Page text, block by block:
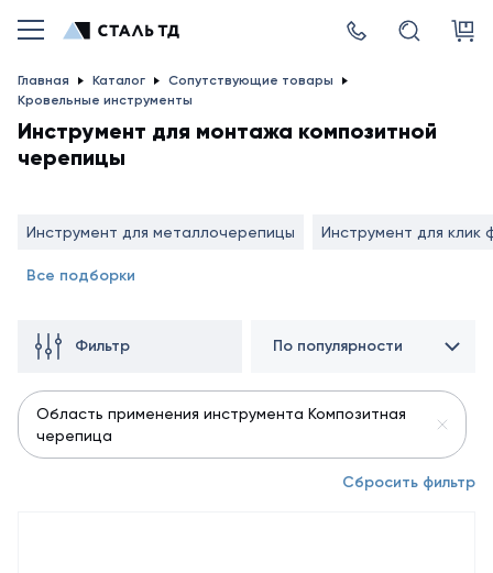
Главная Каталог
Сопутствующие товары
Кровельные инструменты
Инструмент для монтажа композитной
черепицы
Инструмент для металлочерепицы Инструмент для клик
Все подборки
Фильтр
Область применения инструмента Композитная
черепица
По популярности
Сбросить фильтр